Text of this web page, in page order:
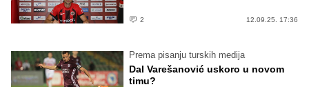
2 12.09.25. 17:36
Prema pisanju turskih medija
Dal Varešanović uskoro u novom
timu?